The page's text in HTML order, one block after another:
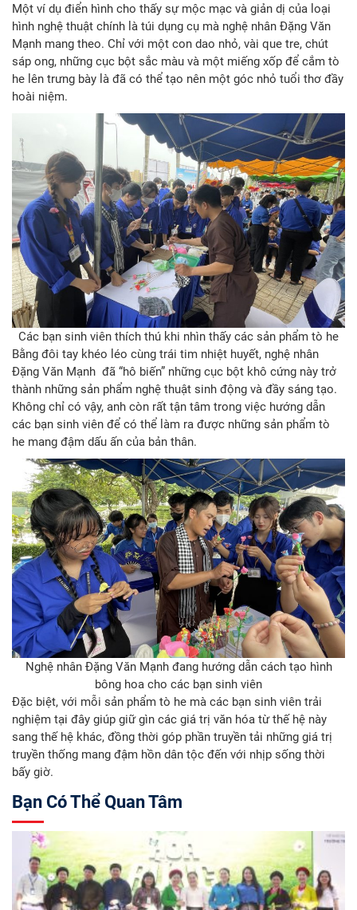
Một ví dụ điển hình cho thấy sự mộc mạc và giản dị của loại
hình nghệ thuật chính là túi dụng cụ mà nghệ nhân Đặng Văn
Mạnh mang theo. Chỉ với một con dao nhỏ, vài que tre, chút
sáp ong, những cục bột sắc màu và một miếng xốp để cắm tò
he lên trưng bày là đã có thể tạo nên một góc nhỏ tuổi thơ đầy
hoài niệm.
Các bạn sinh viên thích thú khi nhìn thấy các sản phẩm tò he
Bằng đôi tay khéo léo cùng trái tim nhiệt huyết, nghệ nhân
Đặng Văn Mạnh đã “hô biến” những cục bột khô cứng này trở
thành những sản phẩm nghệ thuật sinh động và đầy sáng tạo.
Không chỉ có vậy, anh còn rất tận tâm trong việc hướng dẫn
các bạn sinh viên để có thể làm ra được những sản phẩm tò
he mang đậm dấu ấn của bản thân.
Nghệ nhân Đặng Văn Mạnh đang hướng dẫn cách tạo hình
bông hoa cho các bạn sinh viên
Đặc biệt, với mỗi sản phẩm tò he mà các bạn sinh viên trải
nghiệm tại đây giúp giữ gìn các giá trị văn hóa từ thế hệ này
sang thế hệ khác, đồng thời góp phần truyền tải những giá trị
truyền thống mang đậm hồn dân tộc đến với nhịp sống thời
bấy giờ.
Bạn Có Thể Quan Tâm